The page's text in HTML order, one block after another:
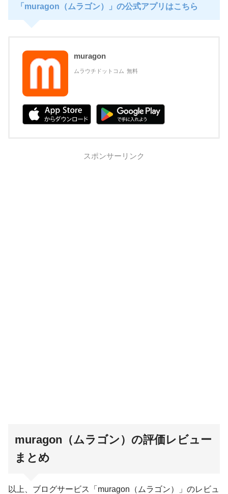
「muragon（ムラゴン）」の公式アプリはこちら
muragon
ムラウチドットコム 無料
スポンサーリンク
muragon（ムラゴン）の評価レビュー
まとめ
以上、ブログサービス「muragon（ムラゴン）」のレビュ